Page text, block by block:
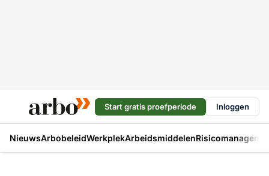
Start gratis proefperiode Inloggen
NieuwsArbobeleidWerkplekArbeidsmiddelen